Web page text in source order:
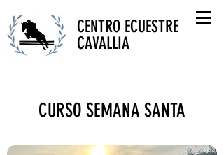
CENTRO ECUESTRE
CAVALLIA
CURSO SEMANA SANTA